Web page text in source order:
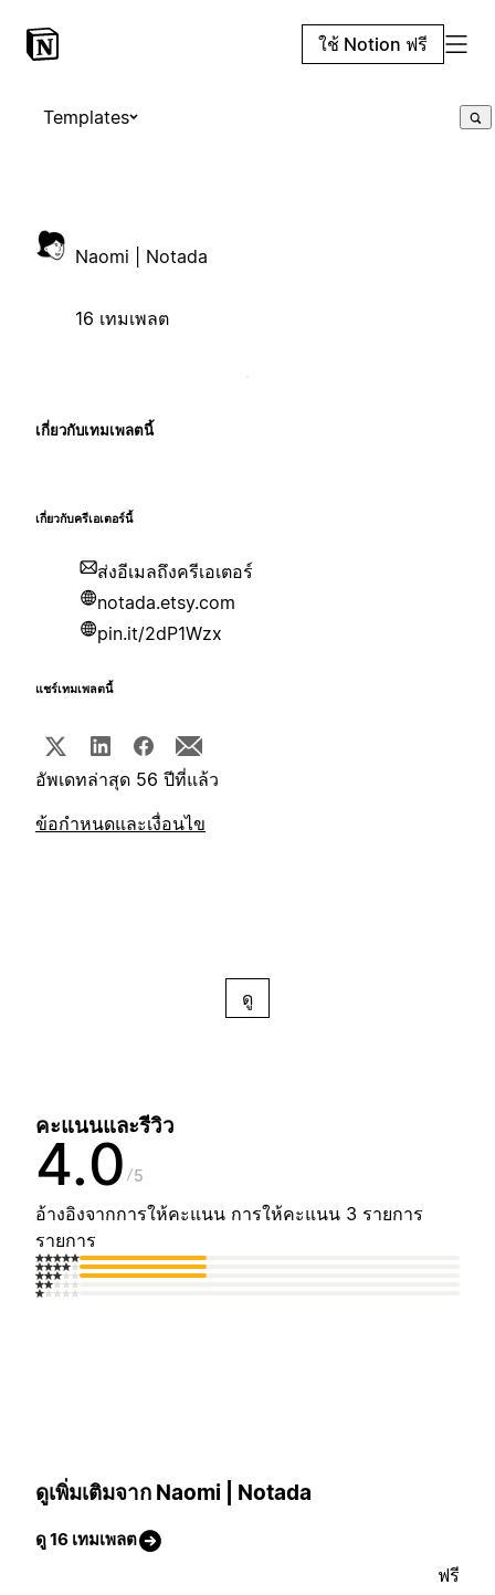
ใช้ Notion ฟรี
Templates
Naomi | Notada
16 เทมเพลต
เกี่ยวกับเทมเพลตนี้
เกี่ยวกับครีเอเตอร์นี้
ส่งอีเมลถึงครีเอเตอร์
notada.etsy.com
pin.it/2dP1Wzx
แชร์เทมเพลตนี้
อัพเดทล่าสุด 56 ปีที่แล้ว
ข้อกำหนดและเงื่อนไข
ดู
คะแนนและรีวิว
4.0 5
อ้างอิงจากการให้คะแนน การให้คะแนน 3 รายการ
รายการ
ดูเพิ่มเติมจาก Naomi | Notada
ดู 16 เทมเพลต
ฟรี